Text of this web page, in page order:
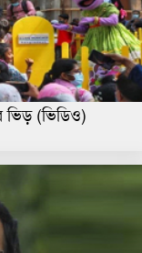
ভিড় (ভিডিও)